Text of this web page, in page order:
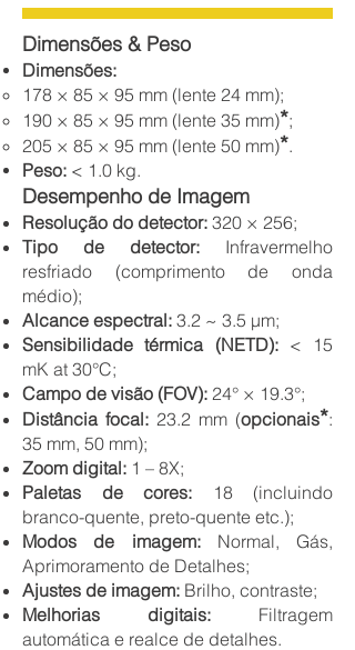
Dimensões & Peso
Dimensões:
178 × 85 × 95 mm (lente 24 mm);
190 × 85 × 95 mm (lente 35 mm)*;
205 × 85 × 95 mm (lente 50 mm)*.
Peso: < 1.0 kg.
Desempenho de Imagem
Resolução do detector: 320 × 256;
Tipo de detector: Infravermelho
resfriado (comprimento de onda
médio);
Alcance espectral: 3.2 ~ 3.5 μm;
Sensibilidade térmica (NETD):< 15
mK at 30°C;
Campo de visão (FOV): 24° × 19.3°;
Distância focal: 23.2 mm (opcionais*:
35 mm, 50 mm);
Zoom digital: 1 – 8X;
Paletas de cores: 18 (incluindo
branco-quente, preto-quente etc.);
Modos de imagem:Normal, Gás,
Aprimoramento de Detalhes;
Ajustes de imagem: Brilho, contraste;
Melhorias digitais: Filtragem
automática e realce de detalhes.